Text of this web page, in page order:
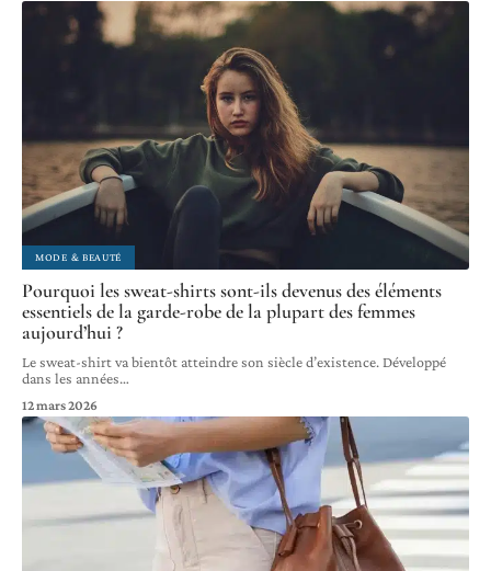
MODE & BEAUTÉ
Pourquoi les sweat-shirts sont-ils devenus des éléments
essentiels de la garde-robe de la plupart des femmes
aujourd’hui ?
Le sweat-shirt va bientôt atteindre son siècle d’existence. Développé
dans les années…
12 mars 2026